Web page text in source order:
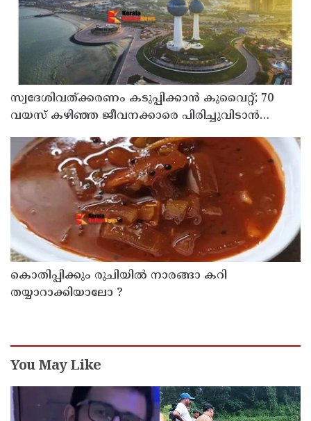
സ്വദേശിവത്ക്കരണം കടുപ്പിക്കാന്‍ കുവൈറ്റ്; 70
വയസ് കഴിഞ്ഞ ജീവനക്കാരെ പിരിച്ചുവിടാന്‍
കൊതിപ്പിക്കും രുചിയിൽ നാരങ്ങാ കറി
തയ്യാറാക്കിയാലോ ?
You May Like